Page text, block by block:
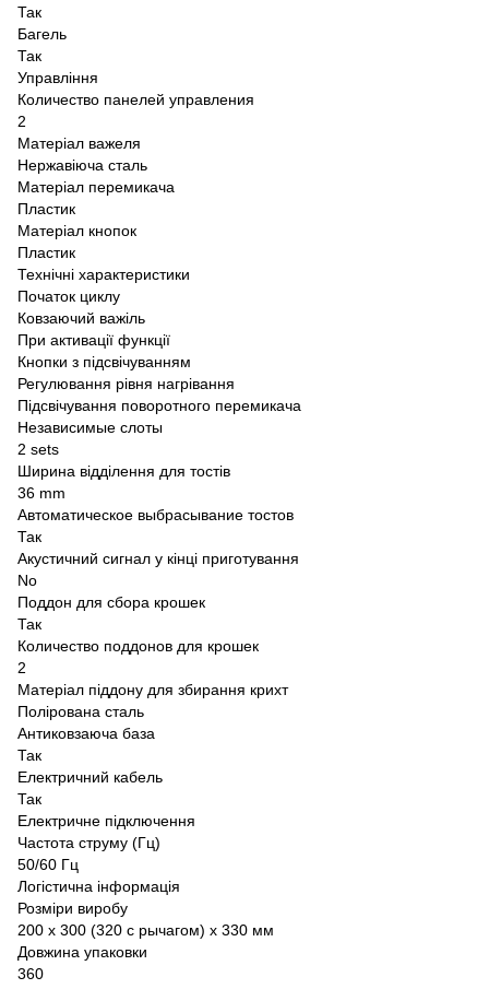
Так
Багель
Так
Управління
Количество панелей управления
2
Матеріал важеля
Нержавіюча сталь
Матеріал перемикача
Пластик
Матеріал кнопок
Пластик
Технічні характеристики
Початок циклу
Ковзаючий важіль
При активації функції
Кнопки з підсвічуванням
Регулювання рівня нагрівання
Підсвічування поворотного перемикача
Независимые слоты
2 sets
Ширина відділення для тостів
36 mm
Автоматическое выбрасывание тостов
Так
Акустичний сигнал у кінці приготування
No
Поддон для сбора крошек
Так
Количество поддонов для крошек
2
Матеріал піддону для збирання крихт
Полірована сталь
Антиковзаюча база
Так
Електричний кабель
Так
Електричне підключення
Частота струму (Гц)
50/60 Гц
Логістична інформація
Розміри виробу
200 х 300 (320 с рычагом) х 330 мм
Довжина упаковки
360